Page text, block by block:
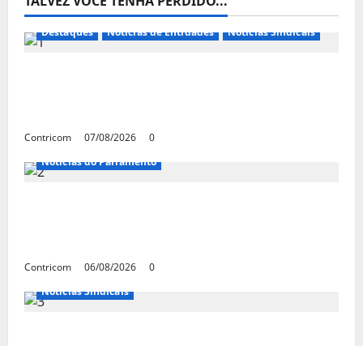
Destaques Notícias de Entidades Notícias Sindicais
Contricom 07/08/2026
0
Notícias do Parlamento
Contricom 06/08/2026
0
Notícias Sindicais